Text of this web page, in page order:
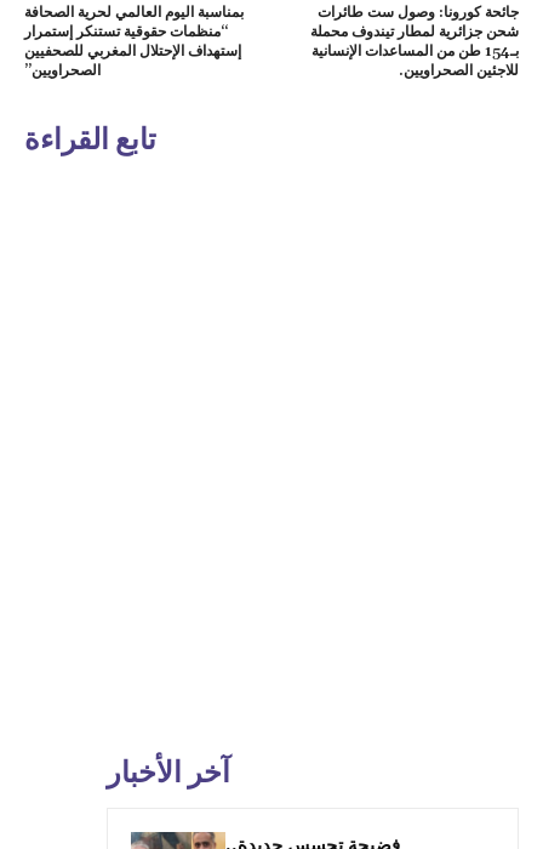
بمناسبة اليوم العالمي لحرية الصحافة
“منظمات حقوقية تستنكر إستمرار
إستهداف الإحتلال المغربي للصحفيين
الصحراويين”
جائحة كورونا: وصول ست طائرات
شحن جزائرية لمطار تيندوف محملة
بـ154 طن من المساعدات الإنسانية
للاجئين الصحراويين.
تابع القراءة
آخر الأخبار